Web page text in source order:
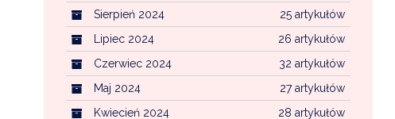
25 artykułów
Sierpień 2024
26 artykułów
Lipiec 2024
32 artykułów
Czerwiec 2024
27 artykułów
Maj 2024
28 artykułów
Kwiecień 2024